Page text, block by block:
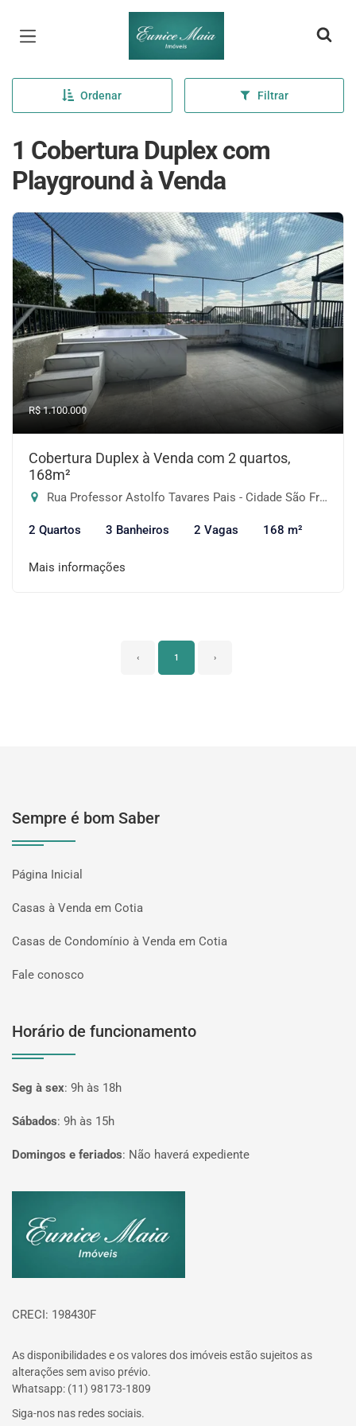
Página inicial
Ordenar Filtrar
1 Cobertura Duplex com
Playground à Venda
R$ 1.100.000
Cobertura Duplex à Venda com 2 quartos,
168m²
Rua Professor Astolfo Tavares Pais - Cidade São Francisco, São Paulo-SP
2 Quartos 3 Banheiros 2 Vagas 168 m²
Mais informações
‹ 1 ›
Sempre é bom Saber
Página Inicial
Casas à Venda em Cotia
Casas de Condomínio à Venda em Cotia
Fale conosco
Horário de funcionamento
Seg à sex: 9h às 18h
Sábados: 9h às 15h
Domingos e feriados: Não haverá expediente
CRECI: 198430F
As disponibilidades e os valores dos imóveis estão sujeitos as
alterações sem aviso prévio.
Whatsapp: (11) 98173-1809
Siga-nos nas redes sociais.